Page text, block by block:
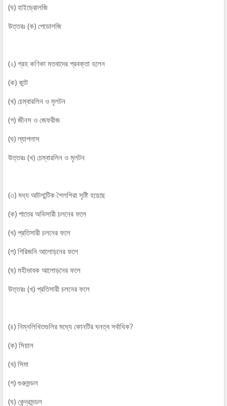
(ঘ) হাইড্রোলজি
উত্তরঃ (ক) পেডোলজি
(২) গ্রহ কণিকা মতবাদের প্রবক্তা হলেন
(ক) কান্ট
(খ) চেম্বারলিন ও মৃলটন
(গ) জীনস ও জেফরীজ
(ঘ) ল্যাপলাস
উত্তরঃ (খ) চেম্বারলিন ও মৃলটন
(৩) মধ্য আটলান্টিক শৈলশিরা সৃষ্টি হয়েছে
(ক) পাতের অভিসারী চলনের ফলে
(খ) প্রতিসারী চলনের ফলে
(গ) গিরিজনি আলোড়নের ফলে
(ঘ) মহীভাবক আলোড়নের ফলে
উত্তরঃ (খ) প্রতিসারী চলনের ফলে
(৪) নিম্নলিখিতগুলির মধ্যে কোনটির ঘনত্ব সর্বাধিক?
(ক) সিয়াল
(খ) সিমা
(গ) গুরুমন্ডল
(ঘ) কেন্দ্রমন্ডল